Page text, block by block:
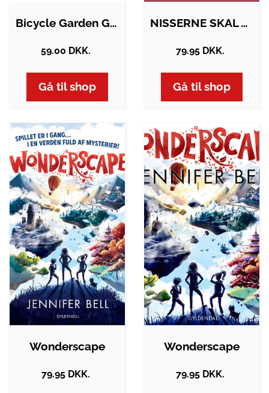
Bicycle Garden Gnome
59.00 DKK.
Gå til shop
NISSERNE SKAL TIL FEST
79.95 DKK.
Gå til shop
Wonderscape
79.95 DKK.
Wonderscape
79.95 DKK.